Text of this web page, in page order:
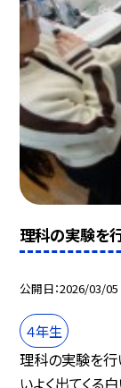
理科の実験を
公開日 2026/03/05
４年生
理科の実験を行